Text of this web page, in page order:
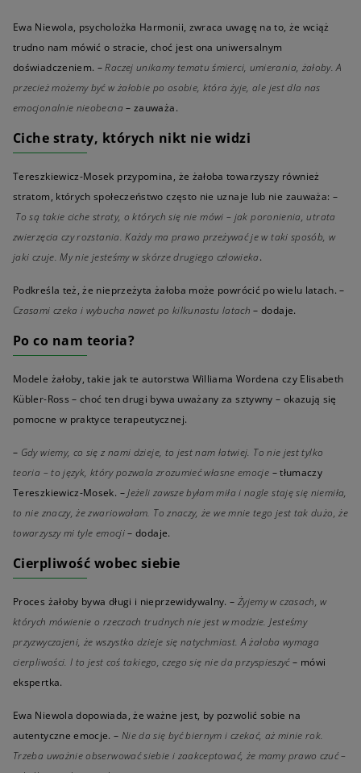
Ewa Niewola, psycholożka Harmonii, zwraca uwagę na to, że wciąż
trudno nam mówić o stracie, choć jest ona uniwersalnym
doświadczeniem. –Raczej unikamy tematu śmierci, umierania, żałoby. A
przecież możemy być w żałobie po osobie, która żyje, ale jest dla nas
emocjonalnie nieobecna– zauważa.
Ciche straty, których nikt nie widzi
Tereszkiewicz-Mosek przypomina, że żałoba towarzyszy również
stratom, których społeczeństwo często nie uznaje lub nie zauważa: –
To są takie ciche straty, o których się nie mówi – jak poronienia, utrata
zwierzęcia czy rozstania. Każdy ma prawo przeżywać je w taki sposób, w
jaki czuje. My nie jesteśmy w skórze drugiego człowieka.
Podkreśla też, że nieprzeżyta żałoba może powrócić po wielu latach. –
Czasami czeka i wybucha nawet po kilkunastu latach – dodaje.
Po co nam teoria?
Modele żałoby, takie jak te autorstwa Williama Wordena czy Elisabeth
Kübler-Ross – choć ten drugi bywa uważany za sztywny – okazują się
pomocne w praktyce terapeutycznej.
– Gdy wiemy, co się z nami dzieje, to jest nam łatwiej. To nie jest tylko
teoria – to język, który pozwala zrozumieć własne emocje – tłumaczy
Tereszkiewicz-Mosek. –Jeżeli zawsze byłam miła i nagle staję się niemiła,
to nie znaczy, że zwariowałam. To znaczy, że we mnie tego jest tak dużo, że
towarzyszy mi tyle emocji– dodaje.
Cierpliwość wobec siebie
Proces żałoby bywa długi i nieprzewidywalny. – Żyjemy w czasach, w
których mówienie o rzeczach trudnych nie jest w modzie. Jesteśmy
przyzwyczajeni, że wszystko dzieje się natychmiast. A żałoba wymaga
cierpliwości. I to jest coś takiego, czego się nie da przyspieszyć– mówi
ekspertka.
Ewa Niewola dopowiada, że ważne jest, by pozwolić sobie na
autentyczne emocje. – Nie da się być biernym i czekać, aż minie rok.
Trzeba uważnie obserwować siebie i zaakceptować, że mamy prawo czuć –